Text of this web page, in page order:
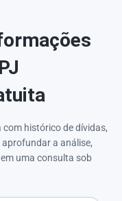
histórico de dívidas,
a análise,
uma consulta sob